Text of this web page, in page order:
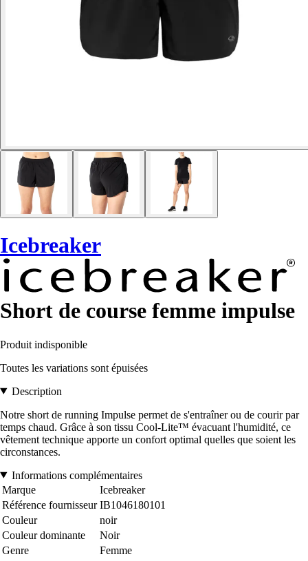
Icebreaker
Short de course femme impulse
Produit indisponible
Toutes les variations sont épuisées
Description
Notre short de running Impulse permet de s'entraîner ou de courir par
temps chaud. Grâce à son tissu Cool-Lite™ évacuant l'humidité, ce
vêtement technique apporte un confort optimal quelles que soient les
circonstances.
Informations complémentaires
Marque
Icebreaker
Référence fournisseur IB1046180101
Couleur
noir
Couleur dominante
Noir
Genre
Femme